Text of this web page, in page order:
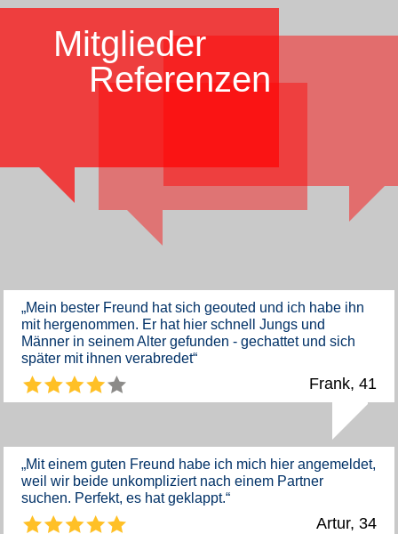
Mitglieder
Referenzen
„Mein bester Freund hat sich geouted und ich habe ihn
mit hergenommen. Er hat hier schnell Jungs und
Männer in seinem Alter gefunden - gechattet und sich
später mit ihnen verabredet“
Frank, 41
„Mit einem guten Freund habe ich mich hier angemeldet,
weil wir beide unkompliziert nach einem Partner
suchen. Perfekt, es hat geklappt.“
Artur, 34